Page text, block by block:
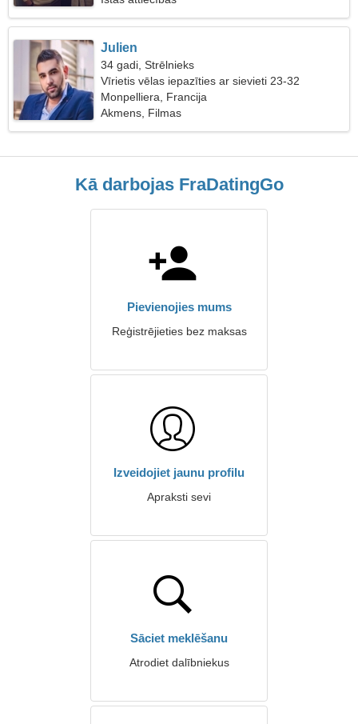
Julien
34 gadi, Strēlnieks
Vīrietis vēlas iepazīties ar sievieti 23-32
Monpelliera, Francija
Akmens, Filmas
Kā darbojas FraDatingGo
Pievienojies mums
Reģistrējieties bez maksas
Izveidojiet jaunu profilu
Apraksti sevi
Sāciet meklēšanu
Atrodiet dalībniekus